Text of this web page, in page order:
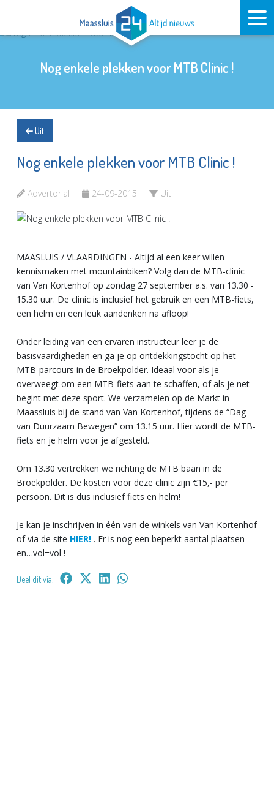
Nog enkele plekken voor MTB Clinic !
Uit
Nog enkele plekken voor MTB Clinic !
Advertorial 24-09-2015 Uit
MAASLUIS / VLAARDINGEN - Altijd al een keer willen
kennismaken met mountainbiken? Volg dan de MTB-clinic
van Van Kortenhof op zondag 27 september a.s. van 13.30 -
15.30 uur. De clinic is inclusief het gebruik en een MTB-fiets,
een helm en een leuk aandenken na afloop!
Onder leiding van een ervaren instructeur leer je de
basisvaardigheden en ga je op ontdekkingstocht op het
MTB-parcours in de Broekpolder. Ideaal voor als je
overweegt om een MTB-fiets aan te schaffen, of als je net
begint met deze sport. We verzamelen op de Markt in
Maassluis bij de stand van Van Kortenhof, tijdens de “Dag
van Duurzaam Bewegen” om 13.15 uur. Hier wordt de MTB-
fiets en je helm voor je afgesteld.
Om 13.30 vertrekken we richting de MTB baan in de
Broekpolder. De kosten voor deze clinic zijn €15,- per
persoon. Dit is dus inclusief fiets en helm!
Je kan je inschrijven in één van de winkels van Van Kortenhof
of via de site HIER! . Er is nog een beperkt aantal plaatsen
en…vol=vol !
Deel dit via: